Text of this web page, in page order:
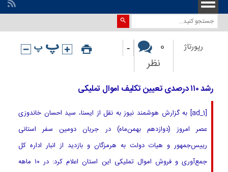
رپورتاژ
0
نظر
-
رشد ۱۱۰ درصدی تعیین تکلیف اموال تملیکی
[ad_1] به گزارش هوشمند نیوز به نقل از ایسنا، سید احسان خاندوزی
عصر امروز (دوازدهم بهمن‌ماه) در جریان دومین سفر استانی
رییس‌جمهور و هیات دولت به هرمزگان ‌و بازدید از انبار اداره کل
جمع‌آوری و فروش اموال تملیکی این استان اعلام کرد: در ۱۰ ماهه